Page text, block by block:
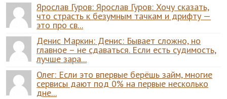
Ярослав Гуров: Ярослав Гуров: Хочу сказать,
что страсть к безумным тачкам и дрифту —
это про св...
Денис Маркин: Денис: Бывает сложно, но
главное – не сдаваться. Если есть судимость,
лучше зара...
Олег: Если это впервые берёшь займ, многие
сервисы дают под 0% на первые несколько
дне...